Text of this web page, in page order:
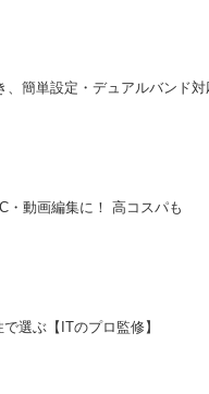
簡単設定・デュアルバンド対
・動画編集に！ 高コスパも
選ぶ【ITのプロ監修】